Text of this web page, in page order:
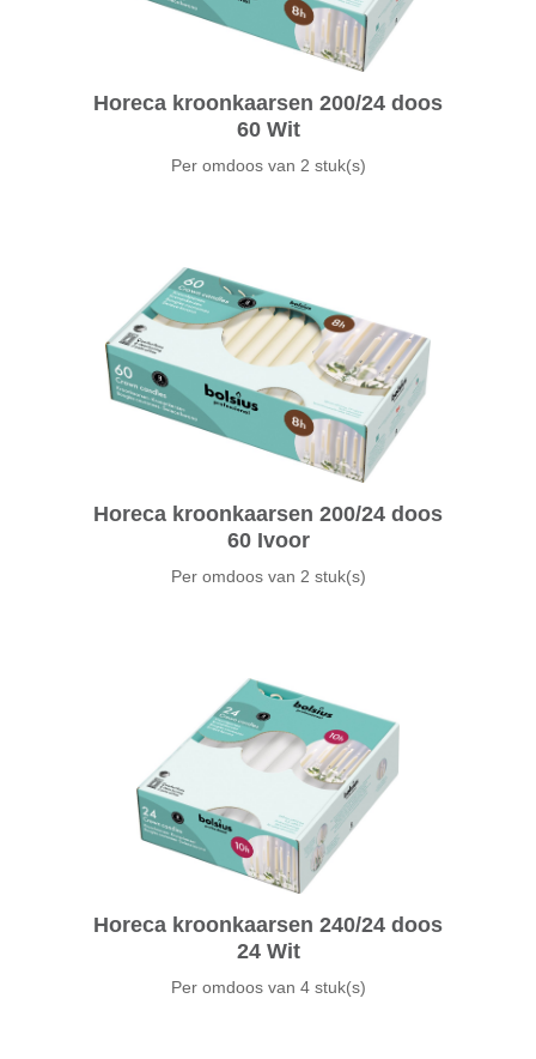
Horeca kroonkaarsen 200/24 doos
60 Wit
Per omdoos van 2 stuk(s)
Horeca kroonkaarsen 200/24 doos
60 Ivoor
Per omdoos van 2 stuk(s)
Horeca kroonkaarsen 240/24 doos
24 Wit
Per omdoos van 4 stuk(s)